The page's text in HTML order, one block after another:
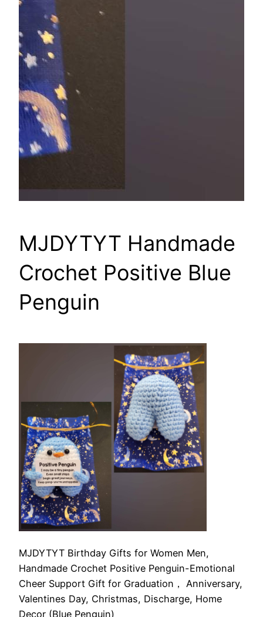
MJDYTYT Handmade
Crochet Positive Blue
Penguin
MJDYTYT Birthday Gifts for Women Men,
Handmade Crochet Positive Penguin-Emotional
Cheer Support Gift for Graduation， Anniversary,
Valentines Day, Christmas, Discharge, Home
Decor (Blue Penguin)